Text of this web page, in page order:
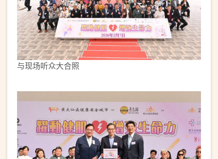
与现场听众大合照